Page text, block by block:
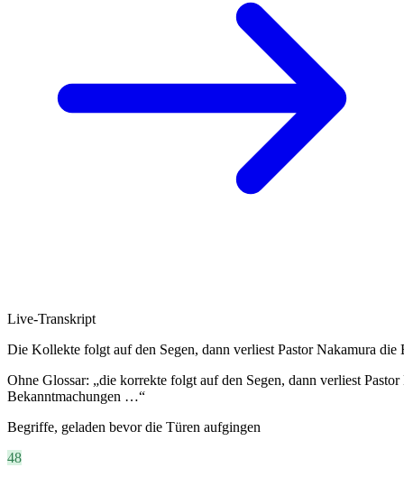
Glossar + Anwendungsfall
We open registration on Monday.
Abrimos las inscripciones el lunes.
The pilot runs in three cities.
El piloto se ejecuta en tres ciudades.
Publikumssprachen
Live-Transkript
Die Kollekte folgt auf den Segen, dann verliest PastorNakamura die
Ohne Glossar: „die korrekte folgt auf den Segen, dann verliest
Bekanntmachungen …“
Begriffe, geladen bevor die Türen aufgingen
48